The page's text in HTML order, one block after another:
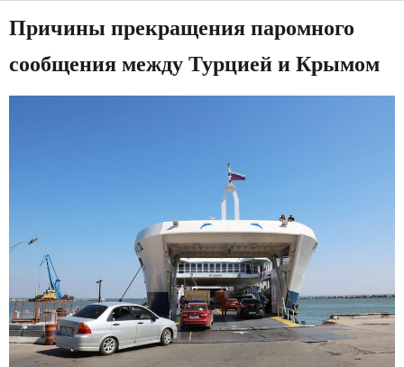
Причины прекращения паромного
сообщения между Турцией и Крымом